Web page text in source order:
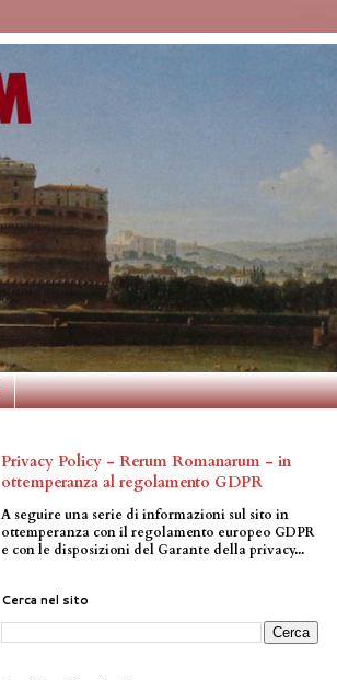
Privacy Policy - Rerum Romanarum - in
ottemperanza al regolamento GDPR
A seguire una serie di informazioni sul sito in
ottemperanza con il regolamento europeo GDPR
e con le disposizioni del Garante della privacy...
Cerca nel sito